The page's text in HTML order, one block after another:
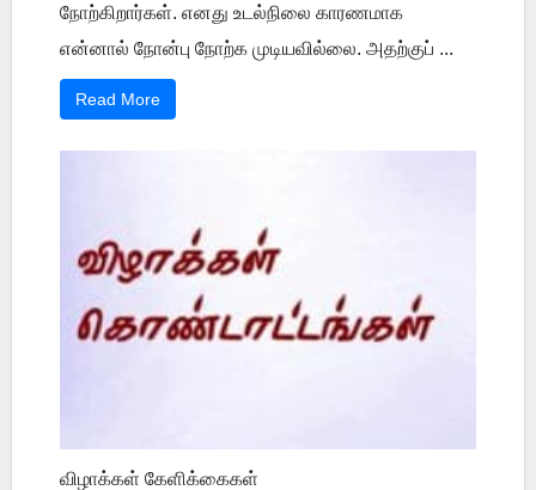
நோற்கிறார்கள். எனது உடல்நிலை காரணமாக
என்னால் நோன்பு நோற்க முடியவில்லை. அதற்குப் ...
Read More
விழாக்கள் கேளிக்கைகள்